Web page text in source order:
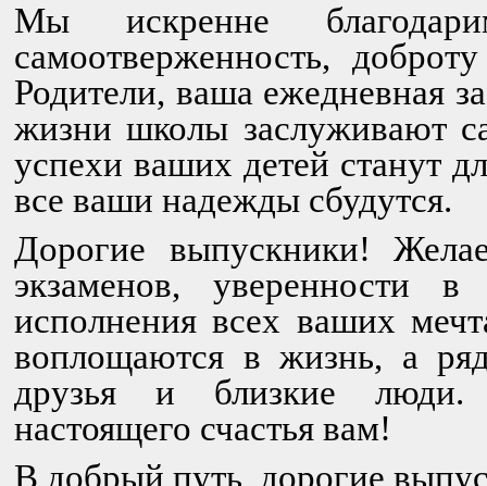
Мы искренне
самоотверженность,
Родители, ваша ежедневная
жизни школы заслуживают
успехи ваших детей станут
все ваши надежды сбудутся.
Дорогие выпускники!
экзаменов, уверенности
исполнения всех ваших
воплощаются в жизнь, а
друзья и близкие люди.
настоящего счастья вам!
В добрый путь, дорогие